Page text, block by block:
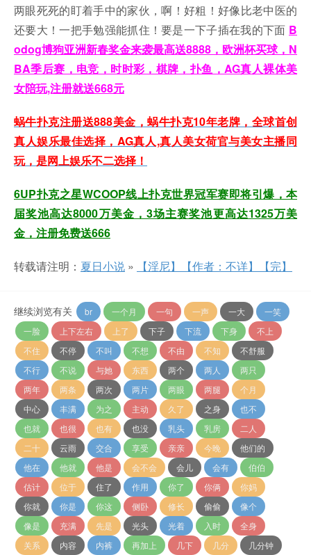
两眼死死的盯着手中的家伙，啊！好粗！好像比老中医的
还要大！一把手勉强能抓住！要是一下子插在我的下面 B
odog博狗亚洲新春奖金来袭最高送8888，欧洲杯买球，N
BA季后赛，电竞，时时彩，棋牌，扑鱼，AG真人裸体美
女陪玩,注册就送668元
蜗牛扑克注册送888美金，蜗牛扑克10年老牌，全球首创
真人娱乐最佳选择，AG真人,真人美女荷官与美女主播同
玩，是网上娱乐不二选择！
6UP扑克之星WCOOP线上扑克世界冠军赛即将引爆，本
届奖池高达8000万美金，3场主赛奖池更高达1325万美
金，注册免费送666
转载请注明： 夏日小说 » 【淫尼】【作者：不详】【完】
继续浏览有关 br 一个月 一句 一声 一大
一笑
一脸
上下左右 上了 下子 下流 下身
不上
不住
不停 不叫 不想 不由 不知
不舒服
不行
不说 与她 东西 两个 两人
两只
两年
两条 两次 两片 两眼 两腿
个月
中心
丰满 为之 主动 久了 之身
也不
也就
也很 也有 也没 乳头 乳房
二人
二十
云雨 交合 享受 亲亲 今晚
他们的
他在
他就 他是 会不会 会儿 会有
伯伯
估计
位于 住了 作用 你了 你俩
你妈
你就
你是 你这 侧卧 修长 偷偷
像个
像是
充满 先是 光头 光着 入时
全身
关系
内容 内裤 再加上 几下 几分 几分钟